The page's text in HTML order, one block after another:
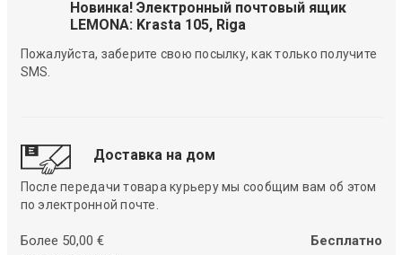
Новинка! Электронный почтовый ящик
LEMONA: Krasta 105, Riga
Пожалуйста, заберите свою посылку, как только получите
SMS.
Доставка на дом
После передачи товара курьеру мы сообщим вам об этом
по электронной почте.
Более 50,00 € Бесплатно